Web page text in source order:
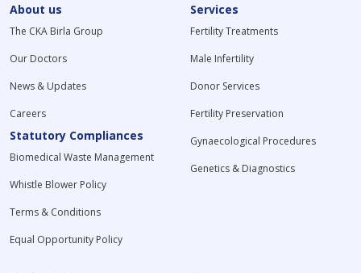
About us
The CKA Birla Group
Our Doctors
News & Updates
Careers
Statutory Compliances
Biomedical Waste Management
Whistle Blower Policy
Terms & Conditions
Equal Opportunity Policy
Services
Fertility Treatments
Male Infertility
Donor Services
Fertility Preservation
Gynaecological Procedures
Genetics & Diagnostics